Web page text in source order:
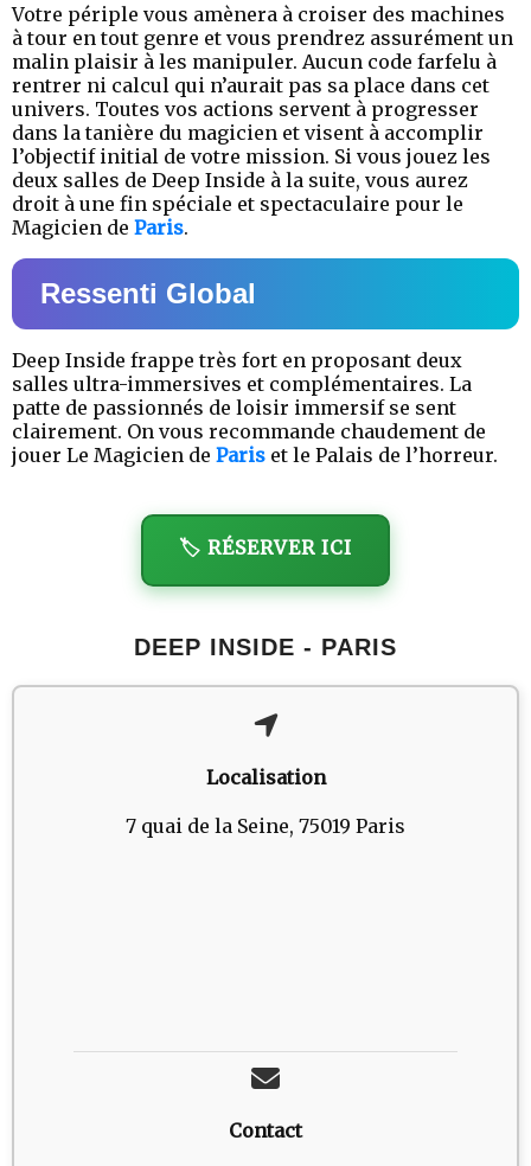
Votre périple vous amènera à croiser des machines
à tour en tout genre et vous prendrez assurément un
malin plaisir à les manipuler. Aucun code farfelu à
rentrer ni calcul qui n’aurait pas sa place dans cet
univers. Toutes vos actions servent à progresser
dans la tanière du magicien et visent à accomplir
l’objectif initial de votre mission. Si vous jouez les
deux salles de Deep Inside à la suite, vous aurez
droit à une fin spéciale et spectaculaire pour le
Magicien de Paris.
Ressenti Global
Deep Inside frappe très fort en proposant deux
salles ultra-immersives et complémentaires. La
patte de passionnés de loisir immersif se sent
clairement. On vous recommande chaudement de
jouer Le Magicien de Paris et le Palais de l’horreur.
🏷️ RÉSERVER ICI
DEEP INSIDE - PARIS
Localisation
7 quai de la Seine, 75019 Paris
Contact